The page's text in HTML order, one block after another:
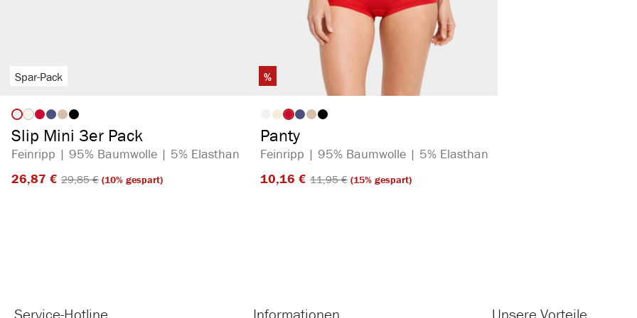
Spar-Pack
Artikelfarbe
(Diese Option ist zurzeit nicht verfügbar.)
Slip Mini 3er Pack
Feinripp | 95% Baumwolle | 5% Elasthan
26,87 €​ 29,85 €​ (10% gespart)
%
Artikelfarbe
Panty
Feinripp | 95% Baumwolle | 5% Elasthan
10,16 €​ 11,95 €​ (15% gespart)